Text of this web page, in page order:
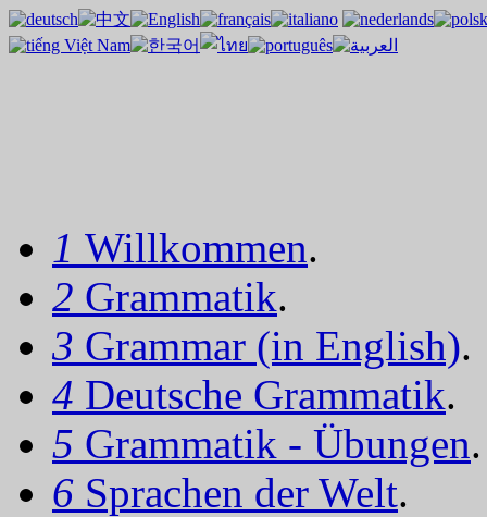
1 Willkommen.
2 Grammatik.
3 Grammar (in English).
4 Deutsche Grammatik.
5 Grammatik - Übungen.
6 Sprachen der Welt.